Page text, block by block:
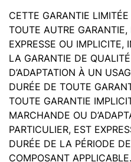
CETTE GARANTIE
TOUTE AUTRE
EXPRESSE OU
LA GARANTIE DE
D’ADAPTATION À UN
DURÉE DE TOUTE
TOUTE GARANTIE
MARCHANDE OU
PARTICULIER, EST
DURÉE DE LA PÉRIODE
COMPOSANT